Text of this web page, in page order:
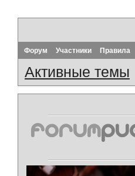
Форум Участники Правила
Активные темы